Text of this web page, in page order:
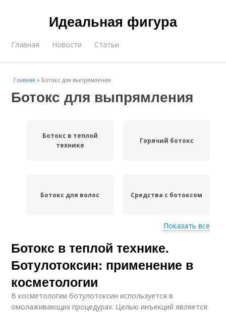
Идеальная фигура
Главная Новости Статьи
Главная » Ботокс для выпрямления
Ботокс для выпрямления
Ботокс в теплой
технике
Горячий ботокс
Ботокс для волос Средства с ботоксом
Холодный ботокс Теплый ботокс
Неудачный ботокс Ботокс для лица
Показать все
Ботокс в теплой технике.
Ботулотоксин: применение в
косметологии
В косметологии ботулотоксин используется в
омолаживающих процедурах. Целью инъекций является